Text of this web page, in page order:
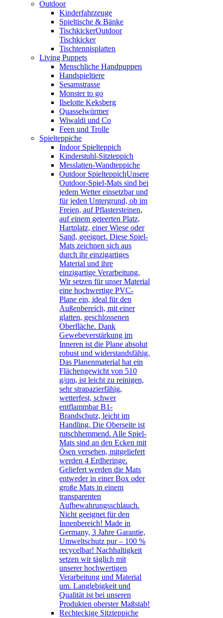
Outdoor
Kinderfahrzeuge
Spieltische & Bänke
TischkickerOutdoor
Tischkicker
Tischtennisplatten
Living Puppets
Menschliche Handpuppen
Handspieltiere
Sesamstrasse
Monster to go
Ilselotte Keksberg
Quasselwürmer
Wiwaldi und Co
Feen und Trolle
Spielteppiche
Indoor Spielteppich
Kinderstuhl-Sitzteppich
Messlatten-Wandteppiche
Outdoor SpielteppichUnsere
Outdoor-Spiel-Mats sind bei
jedem Wetter einsetzbar und
für jeden Untergrund, ob im
Freien, auf Pflastersteinen,
auf einem geteerten Platz,
Hartplatz, einer Wiese oder
Sand, geeignet. Diese Spiel-
Mats zeichnen sich aus
durch ihr einzigartiges
Material und ihre
einzigartige Verarbeitung.
Wir setzen für unser Material
eine hochwertige PVC-
Plane ein, ideal für den
Außenbereich, mit einer
glatten, geschlossenen
Oberfläche. Dank
Gewebeverstärkung im
Inneren ist die Plane absolut
robust und widerstandsfähig.
Das Planenmaterial hat ein
Flächengewicht von 510
g/qm, ist leicht zu reinigen,
sehr strapazierfähig,
wetterfest, schwer
entflammbar B1-
Brandschutz, leicht im
Handling. Die Oberseite ist
rutschhemmend. Alle Spiel-
Mats sind an den Ecken mit
Ösen versehen, mitgeliefert
werden 4 Erdheringe.
Geliefert werden die Mats
entweder in einer Box oder
große Mats in einem
transparenten
Aufbewahrungsschlauch.
Nicht geeignet für den
Innenbereich! Made in
Germany, 3 Jahre Garantie,
Umweltschutz pur – 100 %
recycelbar! Nachhaltigkeit
setzen wir täglich mit
unserer hochwertigen
Verarbeitung und Material
um. Langlebigkeit und
Qualität ist bei unseren
Produkten oberster Maßstab!
Rechteckige Sitzteppiche